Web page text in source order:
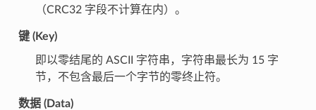
（CRC32 字段不计算在内）。
键 (Key)
即以零结尾的 ASCII 字符串，字符串最长为 15 字
节，不包含最后一个字节的零终止符。
数据 (Data)